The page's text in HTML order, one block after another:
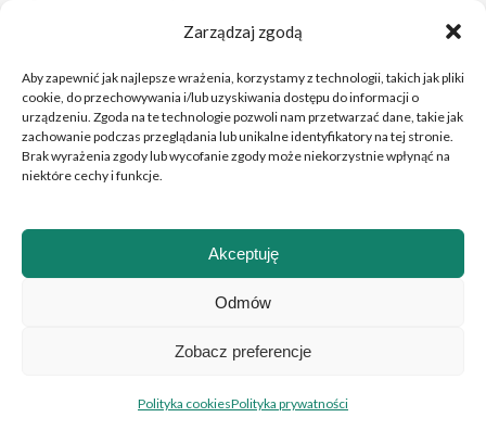
Zarządzaj zgodą
Aby zapewnić jak najlepsze wrażenia, korzystamy z technologii, takich jak pliki
cookie, do przechowywania i/lub uzyskiwania dostępu do informacji o
urządzeniu. Zgoda na te technologie pozwoli nam przetwarzać dane, takie jak
zachowanie podczas przeglądania lub unikalne identyfikatory na tej stronie.
Brak wyrażenia zgody lub wycofanie zgody może niekorzystnie wpłynąć na
niektóre cechy i funkcje.
Akceptuję
Odmów
Zobacz preferencje
Polityka cookiesPolityka prywatności
Copyright © 2026 Wielkopolskie Centrum Onkologii